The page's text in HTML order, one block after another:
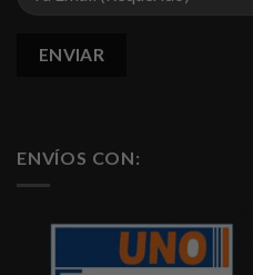
ENVÍOS CON: